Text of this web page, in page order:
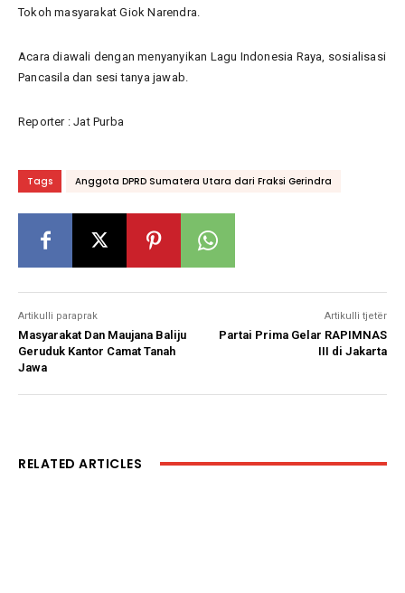
Tokoh masyarakat Giok Narendra.
Acara diawali dengan menyanyikan Lagu Indonesia Raya, sosialisasi
Pancasila dan sesi tanya jawab.
Reporter : Jat Purba
Tags Anggota DPRD Sumatera Utara dari Fraksi Gerindra
Artikulli paraprak
Masyarakat Dan Maujana Baliju
Geruduk Kantor Camat Tanah
Jawa
Artikulli tjetër
Partai Prima Gelar RAPIMNAS
III di Jakarta
RELATED ARTICLES